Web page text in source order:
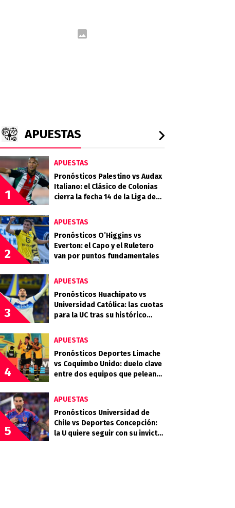
APUESTAS
1
APUESTAS
Pronósticos Palestino vs Audax
Italiano: el Clásico de Colonias
cierra la fecha 14 de la Liga de
2
APUESTAS
Pronósticos O’Higgins vs
Everton: el Capo y el Ruletero
van por puntos fundamentales
3
APUESTAS
Pronósticos Huachipato vs
Universidad Católica: las cuotas
para la UC tras su histórico
4
APUESTAS
Pronósticos Deportes Limache
vs Coquimbo Unido: duelo clave
entre dos equipos que pelean
5
APUESTAS
Pronósticos Universidad de
Chile vs Deportes Concepción:
la U quiere seguir con su invicto